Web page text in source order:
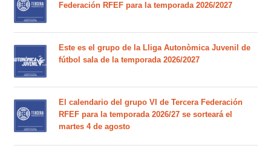
Federación RFEF para la temporada 2026/2027
Este es el grupo de la Lliga Autonòmica Juvenil de
fútbol sala de la temporada 2026/2027
El calendario del grupo VI de Tercera Federación
RFEF para la temporada 2026/27 se sorteará el
martes 4 de agosto